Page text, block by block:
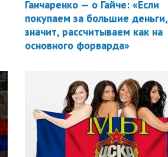
Ганчаренко — о Гайче: «Если
покупаем за большие деньги,
значит, рассчитываем как на
основного форварда»